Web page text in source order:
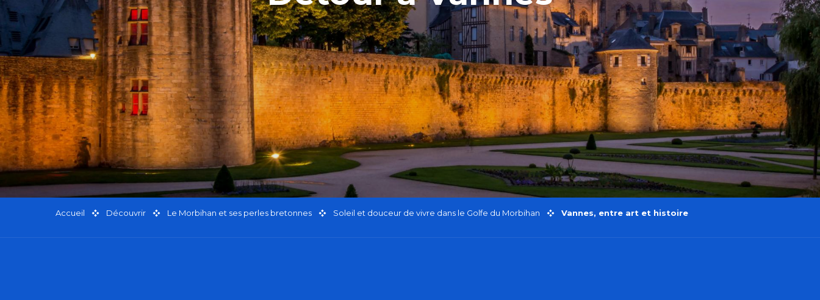
Accueil Découvrir Le Morbihan et ses perles bretonnes Soleil et douceur de vivre dans le Golfe du Morbihan Vannes, entre art et histoire